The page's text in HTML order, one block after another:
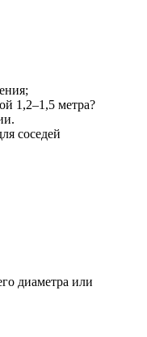
1,2–1,5 метра?
соседей
диаметра или